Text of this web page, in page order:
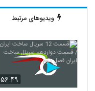
ویدیوهای مرتبط
۵۶:۴۹